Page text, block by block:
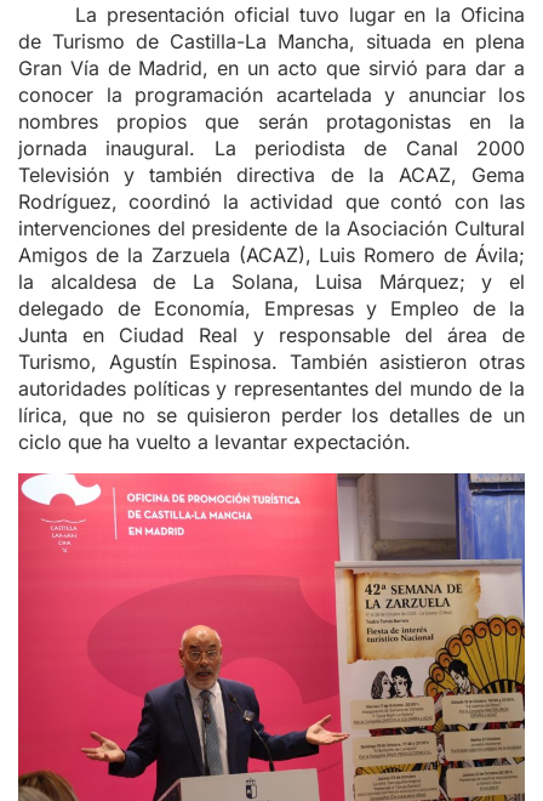
La presentación oficial tuvo lugar en la Oficina
de Turismo de Castilla-La Mancha, situada en plena
Gran Vía de Madrid, en un acto que sirvió para dar a
conocer la programación acartelada y anunciar los
nombres propios que serán protagonistas en la
jornada inaugural. La periodista de Canal 2000
Televisión y también directiva de la ACAZ, Gema
Rodríguez, coordinó la actividad que contó con las
intervenciones del presidente de la Asociación Cultural
Amigos de la Zarzuela (ACAZ), Luis Romero de Ávila;
la alcaldesa de La Solana, Luisa Márquez; y el
delegado de Economía, Empresas y Empleo de la
Junta en Ciudad Real y responsable del área de
Turismo, Agustín Espinosa. También asistieron otras
autoridades políticas y representantes del mundo de la
lírica, que no se quisieron perder los detalles de un
ciclo que ha vuelto a levantar expectación.